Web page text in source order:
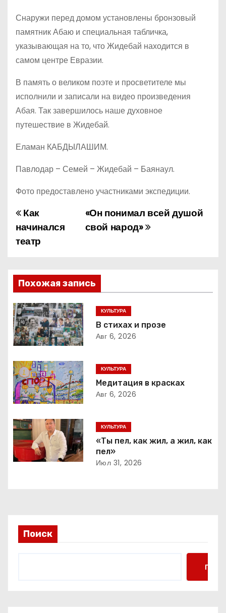
Снаружи перед домом установлены бронзовый
памятник Абаю и специальная табличка,
указывающая на то, что Жидебай находится в
самом центре Евразии.
В память о великом поэте и просветителе мы
исполнили и записали на видео произведения
Абая. Так завершилось наше духовное
путешествие в Жидебай.
Еламан КАБДЫЛАШИМ.
Павлодар – Семей – Жидебай – Баянаул.
Фото предоставлено участниками экспедиции.
Н
а
и
г
а
ц
и
я
п
о
з
с
«Он понимал всей душой
свой народ»
Как
начинался
театр
Похожая запись
КУЛЬТУРА
В стихах и прозе
Авг 6, 2026
КУЛЬТУРА
Медитация в красках
Авг 6, 2026
КУЛЬТУРА
«Ты пел, как жил, а жил, как
пел»
Июл 31, 2026
Поиск
Поиск